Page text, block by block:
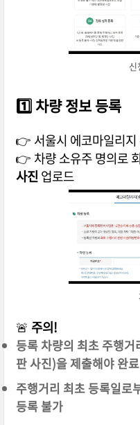
1️⃣차량 정보 등록
👉 서울시 에코마일리지
👉 차량 소유주 명의로
사진업로드
🚨 주의!
등록 차량의 최초 주행
판 사진)을 제출해야 완료
주행거리 최초 등록일로
등록 불가